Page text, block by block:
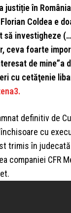
justiție în
Coldea e
să investigheze
ceva foarte
de mine”a
cu cetăţenie
definitiv de
cu
trimis în judecată
companiei CFR